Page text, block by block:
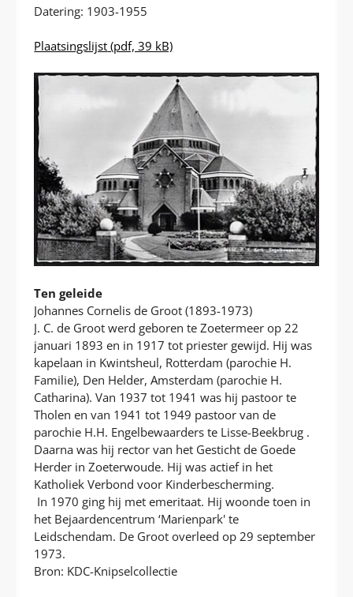
Datering: 1903-1955
Plaatsingslijst (pdf, 39 kB)
Ten geleide
Johannes Cornelis de Groot (1893-1973)
J. C. de Groot werd geboren te Zoetermeer op 22
januari 1893 en in 1917 tot priester gewijd. Hij was
kapelaan in Kwintsheul, Rotterdam (parochie H.
Familie), Den Helder, Amsterdam (parochie H.
Catharina). Van 1937 tot 1941 was hij pastoor te
Tholen en van 1941 tot 1949 pastoor van de
parochie H.H. Engelbewaarders te Lisse-Beekbrug .
Daarna was hij rector van het Gesticht de Goede
Herder in Zoeterwoude. Hij was actief in het
Katholiek Verbond voor Kinderbescherming.
In 1970 ging hij met emeritaat. Hij woonde toen in
het Bejaardencentrum ‘Marienpark' te
Leidschendam. De Groot overleed op 29 september
1973.
Bron: KDC-Knipselcollectie